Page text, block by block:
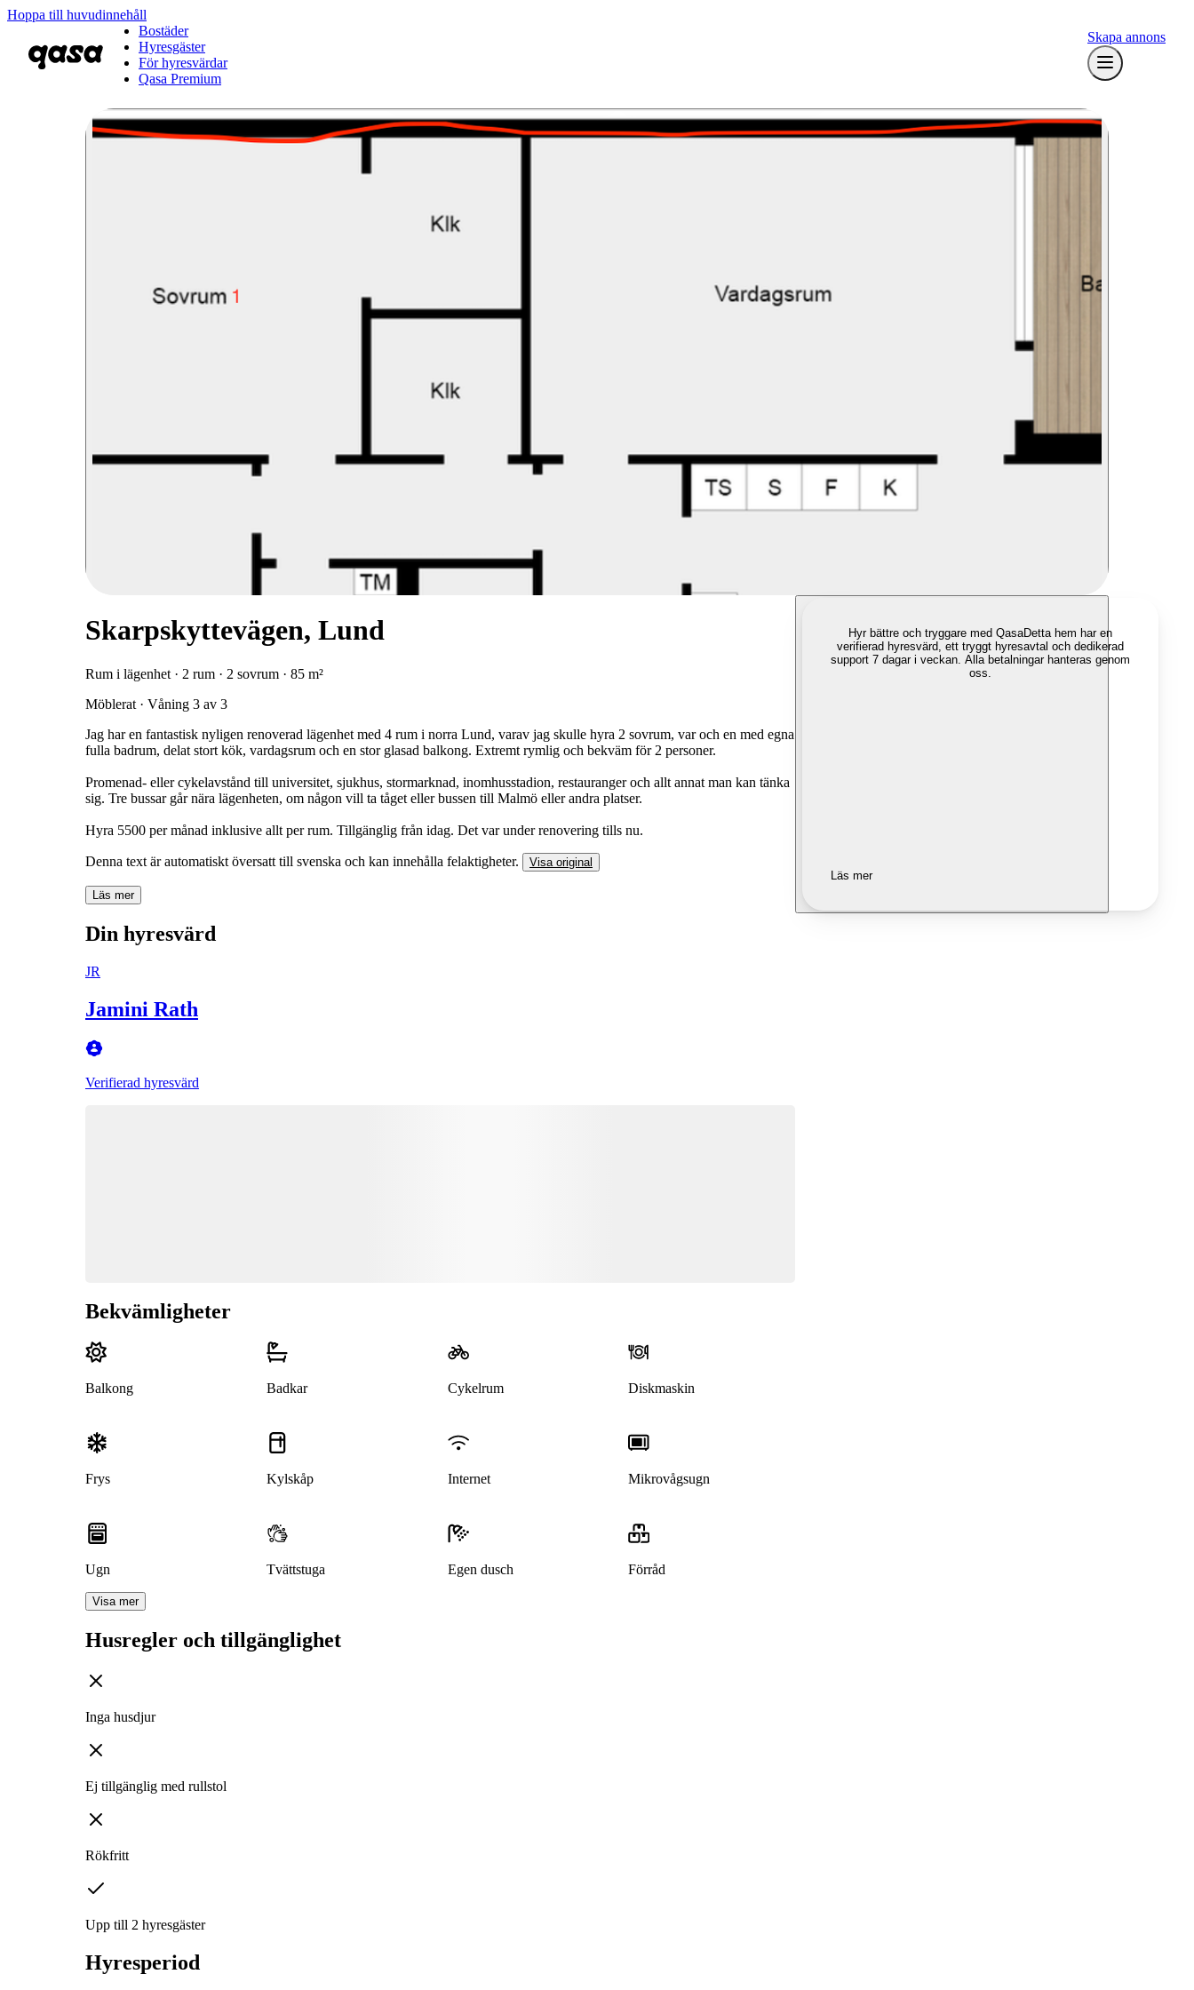
Hoppa till huvudinnehåll
Bostäder
Hyresgäster
För hyresvärdar
Qasa Premium
Skapa annons
Skarpskyttevägen, Lund
Rum i lägenhet · 2 rum · 2 sovrum · 85 m²
Möblerat · Våning 3 av 3
Jag har en fantastisk nyligen renoverad lägenhet med 4 rum i norra Lund, varav jag skulle hyra 2 sovrum, var och en med egna
fulla badrum, delat stort kök, vardagsrum och en stor glasad balkong. Extremt rymlig och bekväm för 2 personer.
Promenad- eller cykelavstånd till universitet, sjukhus, stormarknad, inomhusstadion, restauranger och allt annat man kan tänka
sig. Tre bussar går nära lägenheten, om någon vill ta tåget eller bussen till Malmö eller andra platser.
Hyra 5500 per månad inklusive allt per rum. Tillgänglig från idag. Det var under renovering tills nu.
Denna text är automatiskt översatt till svenska och kan innehålla felaktigheter. Visa original
Läs mer
Din hyresvärd
JR
Jamini Rath
Verifierad hyresvärd
Bekvämligheter
Balkong Badkar Cykelrum Diskmaskin
Frys Kylskåp Internet Mikrovågsugn
Ugn Tvättstuga Egen dusch Förråd
Visa mer
Husregler och tillgänglighet
Inga husdjur
Ej tillgänglig med rullstol
Rökfritt
Upp till 2 hyresgäster
Hyresperiod
Hyr bättre och tryggare med QasaDetta hem har en
verifierad hyresvärd, ett tryggt hyresavtal och dedikerad
support 7 dagar i veckan. Alla betalningar hanteras genom
oss.
Läs mer